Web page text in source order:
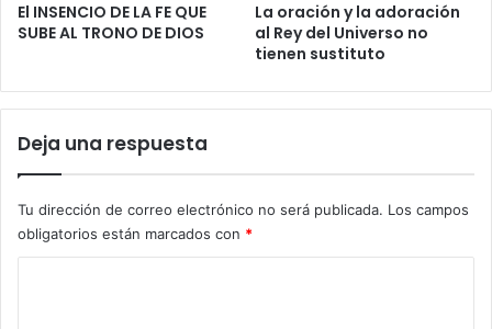
El INSENCIO DE LA FE QUE
SUBE AL TRONO DE DIOS
La oración y la adoración
al Rey del Universo no
tienen sustituto
Deja una respuesta
Tu dirección de correo electrónico no será publicada. Los campos
obligatorios están marcados con *